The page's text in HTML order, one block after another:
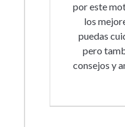
por este
los
puedas
pero
consejos y